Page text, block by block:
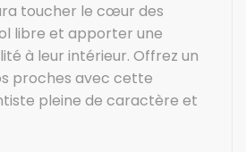
toucher le cœur des
libre et apporter une
à leur intérieur. Offrez un
proches avec cette
pleine de caractère et